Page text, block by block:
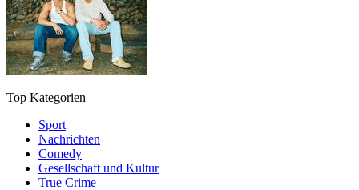
Top Kategorien
Sport
Nachrichten
Comedy
Gesellschaft und Kultur
True Crime